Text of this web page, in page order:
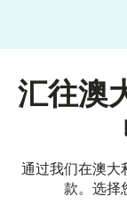
汇往澳
通过我们在澳大
款。选择